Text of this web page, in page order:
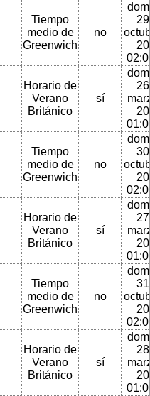
Tiempo
medio de
Greenwich
no
Horario de
Verano
Británico
sí
Tiempo
medio de
Greenwich
no
Horario de
Verano
Británico
sí
Tiempo
medio de
Greenwich
no
Horario de
Verano
Británico
sí